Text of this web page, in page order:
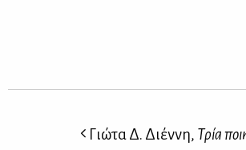
Γιώτα Δ. Διέννη, Τρία